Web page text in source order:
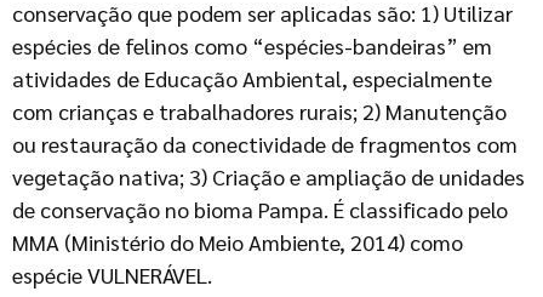
conservação que podem ser aplicadas são: 1) Utilizar
espécies de felinos como “espécies-bandeiras” em
atividades de Educação Ambiental, especialmente
com crianças e trabalhadores rurais; 2) Manutenção
ou restauração da conectividade de fragmentos com
vegetação nativa; 3) Criação e ampliação de unidades
de conservação no bioma Pampa. É classificado pelo
MMA (Ministério do Meio Ambiente, 2014) como
espécie VULNERÁVEL.